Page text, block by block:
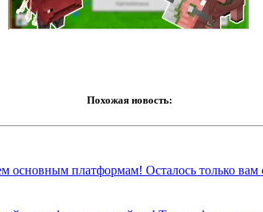
Похожая новость:
основным платформам! Осталось только вам